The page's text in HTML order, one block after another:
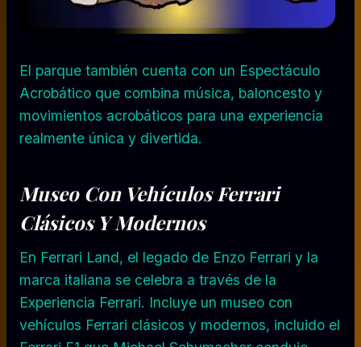
El parque también cuenta con un Espectáculo
Acrobático que combina música, baloncesto y
movimientos acrobáticos para una experiencia
realmente única y divertida.
Museo Con Vehículos Ferrari
Clásicos Y Modernos
En Ferrari Land, el legado de Enzo Ferrari y la
marca italiana se celebra a través de la
Experiencia Ferrari. Incluye un museo con
vehículos Ferrari clásicos y modernos, incluido el